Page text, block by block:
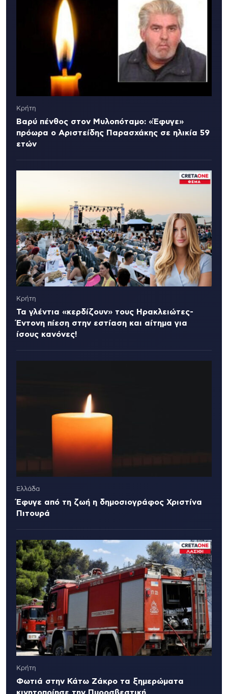
Κρήτη
Βαρύ πένθος στον Μυλοπόταμο: «Έφυγε»
πρόωρα ο Αριστείδης Παρασχάκης σε ηλικία 59
ετών
Κρήτη
Τα γλέντια «κερδίζουν» τους Ηρακλειώτες-
Έντονη πίεση στην εστίαση και αίτημα για
ίσους κανόνες!
Ελλάδα
Έφυγε από τη ζωή η δημοσιογράφος Χριστίνα
Πιτουρά
Κρήτη
Φωτιά στην Κάτω Ζάκρο τα ξημερώματα
κινητοποίησε την Πυροσβεστική